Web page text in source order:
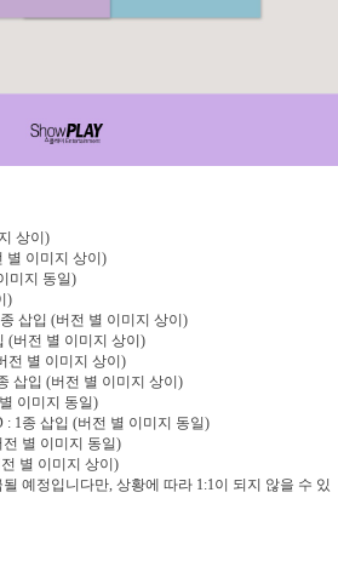
상이 )
별 이미지 상이 )
미지 동일)
)
종 삽입 (버전 별 이미지 상이 )
(버전 별 이미지 상이 )
전 별 이미지 상이 )
삽입 (버전 별 이미지 상이 )
이미지 동일)
: 1종 삽입 (버전 별 이미지 동일)
전 별 이미지 동일)
별 이미지 상이 )
예정입니다만, 상황에 따라 1:1이 되지 않을 수 있